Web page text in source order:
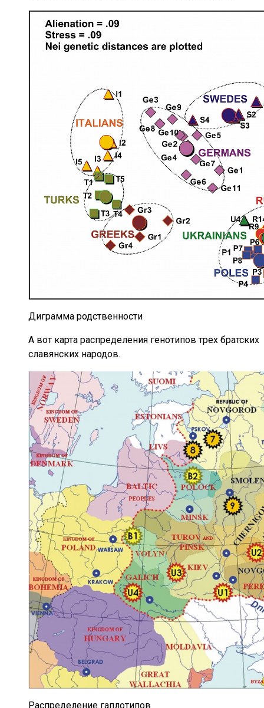
Диграмма родственности
А вот карта распределения генотипов трех братских
славянских народов.
Распределение гаплотипов